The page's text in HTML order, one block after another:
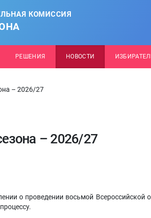
КОМИССИЯ
РЕШЕНИЯ НОВОСТИ
– 2026/27
– 2026/27
о проведении восьмой Всероссийской